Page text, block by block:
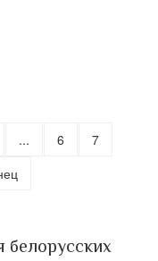
... 6
7
белорусских